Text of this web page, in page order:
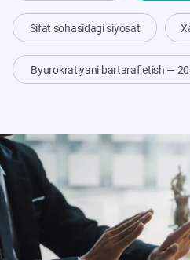
Sifat sohasidagi siyosat
Byurokratiyani bartaraf etish —